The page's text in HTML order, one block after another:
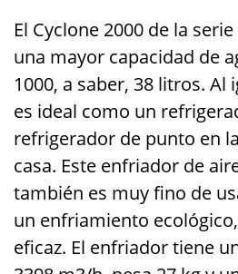
El Cyclone 2000 de la
una mayor capacidad de
1000, a saber, 38 litros. Al
es ideal como un
refrigerador de punto en
casa. Este enfriador de
también es muy fino de
un enfriamiento
eficaz. El enfriador tiene